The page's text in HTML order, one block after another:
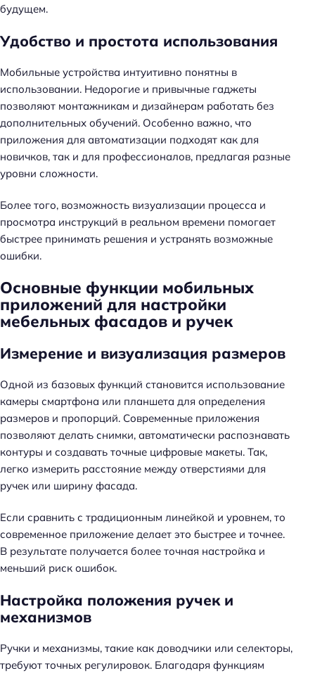
будущем.
Удобство и простота использования
Мобильные устройства интуитивно понятны в
использовании. Недорогие и привычные гаджеты
позволяют монтажникам и дизайнерам работать без
дополнительных обучений. Особенно важно, что
приложения для автоматизации подходят как для
новичков, так и для профессионалов, предлагая разные
уровни сложности.
Более того, возможность визуализации процесса и
просмотра инструкций в реальном времени помогает
быстрее принимать решения и устранять возможные
ошибки.
Основные функции мобильных
приложений для настройки
мебельных фасадов и ручек
Измерение и визуализация размеров
Одной из базовых функций становится использование
камеры смартфона или планшета для определения
размеров и пропорций. Современные приложения
позволяют делать снимки, автоматически распознавать
контуры и создавать точные цифровые макеты. Так,
легко измерить расстояние между отверстиями для
ручек или ширину фасада.
Если сравнить с традиционным линейкой и уровнем, то
современное приложение делает это быстрее и точнее.
В результате получается более точная настройка и
меньший риск ошибок.
Настройка положения ручек и
механизмов
Ручки и механизмы, такие как доводчики или селекторы,
требуют точных регулировок. Благодаря функциям